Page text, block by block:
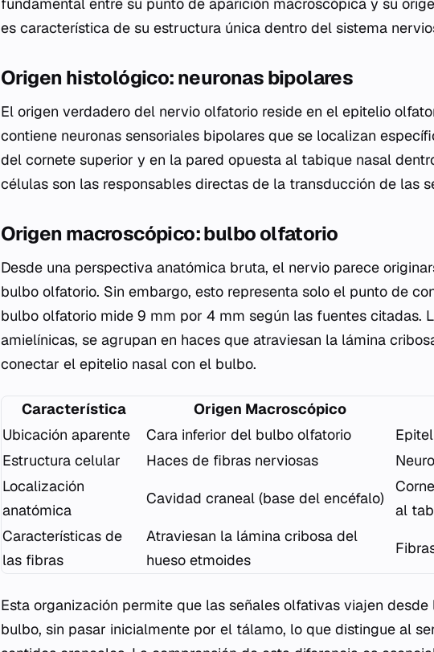
es característica de su estructura única dentro del sistema
Origen histológico: neuronas bipolares
El origen verdadero del nervio olfatorio reside en el epitelio
contiene neuronas sensoriales bipolares que se localizan
del cornete superior y en la pared opuesta al tabique nasal
células son las responsables directas de la transducción de las
Origen macroscópico: bulbo olfatorio
Desde una perspectiva anatómica bruta, el nervio parece
bulbo olfatorio. Sin embargo, esto representa solo el punto de
bulbo olfatorio mide 9 mm por 4 mm según las fuentes citadas.
amielínicas, se agrupan en haces que atraviesan la lámina
conectar el epitelio nasal con el bulbo.
Característica Origen Macroscópico
Ubicación aparente
Cara inferior del bulbo olfatorio
Estructura celular
Haces de fibras nerviosas
Localización
anatómica
Cavidad craneal (base del encéfalo)
al
Características de
las fibras
Atraviesan la lámina cribosa del
hueso etmoides
Esta organización permite que las señales olfativas viajen
bulbo, sin pasar inicialmente por el tálamo, lo que distingue al